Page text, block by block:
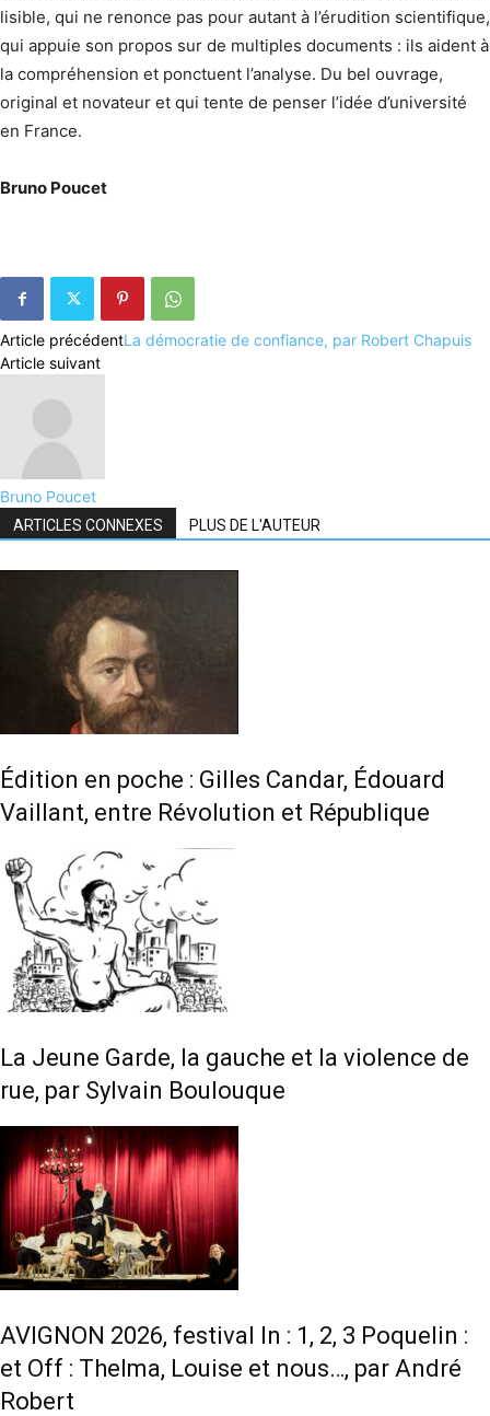
lisible, qui ne renonce pas pour autant à l’érudition scientifique,
qui appuie son propos sur de multiples documents : ils aident à
la compréhension et ponctuent l’analyse. Du bel ouvrage,
original et novateur et qui tente de penser l’idée d’université
en France.
Bruno Poucet
Article précédentLa démocratie de confiance, par Robert Chapuis
Article suivant
Bruno Poucet
ARTICLES CONNEXES PLUS DE L'AUTEUR
Édition en poche : Gilles Candar, Édouard
Vaillant, entre Révolution et République
La Jeune Garde, la gauche et la violence de
rue, par Sylvain Boulouque
AVIGNON 2026, festival In : 1, 2, 3 Poquelin :
et Off : Thelma, Louise et nous…, par André
Robert